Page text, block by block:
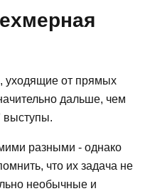
уходящие от прямых
дальше, чем
выступы.
разными - однако
что их задача не
необычные и